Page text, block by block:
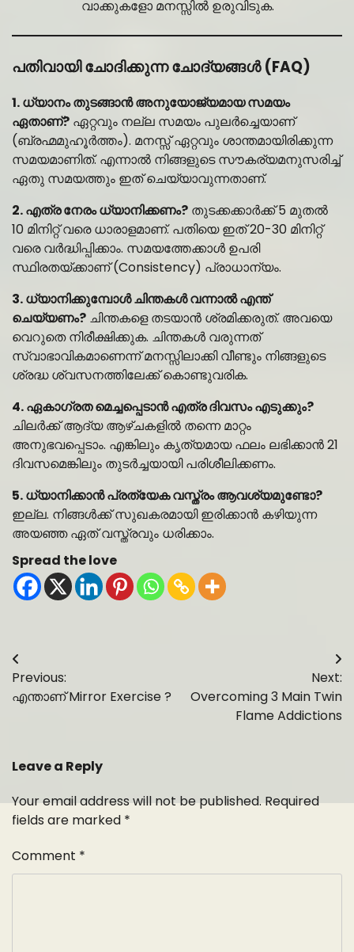
വാക്കുകളോ മനസ്സിൽ ഉരുവിടുക.
പതിവായി ചോദിക്കുന്ന ചോദ്യങ്ങൾ (FAQ)
1. ധ്യാനം തുടങ്ങാൻ അനുയോജ്യമായ സമയം
ഏതാണ്? ഏറ്റവും നല്ല സമയം പുലർച്ചെയാണ്
(ബ്രഹ്മമുഹൂർത്തം). മനസ്സ് ഏറ്റവും ശാന്തമായിരിക്കുന്ന
സമയമാണിത്. എന്നാൽ നിങ്ങളുടെ സൗകര്യമനുസരിച്ച്
ഏതു സമയത്തും ഇത് ചെയ്യാവുന്നതാണ്.
2. എത്ര നേരം ധ്യാനിക്കണം? തുടക്കക്കാർക്ക് 5 മുതൽ
10 മിനിറ്റ് വരെ ധാരാളമാണ്. പതിയെ ഇത് 20-30 മിനിറ്റ്
വരെ വർദ്ധിപ്പിക്കാം. സമയത്തേക്കാൾ ഉപരി
സ്ഥിരതയ്ക്കാണ് (Consistency) പ്രാധാന്യം.
3. ധ്യാനിക്കുമ്പോൾ ചിന്തകൾ വന്നാൽ എന്ത്
ചെയ്യണം? ചിന്തകളെ തടയാൻ ശ്രമിക്കരുത്. അവയെ
വെറുതെ നിരീക്ഷിക്കുക. ചിന്തകൾ വരുന്നത്
സ്വാഭാവികമാണെന്ന് മനസ്സിലാക്കി വീണ്ടും നിങ്ങളുടെ
ശ്രദ്ധ ശ്വസനത്തിലേക്ക് കൊണ്ടുവരിക.
4. ഏകാഗ്രത മെച്ചപ്പെടാൻ എത്ര ദിവസം എടുക്കും?
ചിലർക്ക് ആദ്യ ആഴ്ചകളിൽ തന്നെ മാറ്റം
അനുഭവപ്പെടാം. എങ്കിലും കൃത്യമായ ഫലം ലഭിക്കാൻ 21
ദിവസമെങ്കിലും തുടർച്ചയായി പരിശീലിക്കണം.
5. ധ്യാനിക്കാൻ പ്രത്യേക വസ്ത്രം ആവശ്യമുണ്ടോ?
ഇല്ല. നിങ്ങൾക്ക് സുഖകരമായി ഇരിക്കാൻ കഴിയുന്ന
അയഞ്ഞ ഏത് വസ്ത്രവും ധരിക്കാം.
Spread the love
Post
navigation
Previous:
എന്താണ് Mirror Exercise ?
Next:
Overcoming 3 Main Twin
Flame Addictions
Leave a Reply
Your email address will not be published. Required
fields are marked *
Comment *